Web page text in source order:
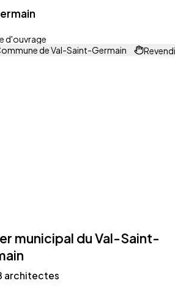
d'ouvrage
de Val-Saint-Germain
municipal du Val-Saint-
architectes